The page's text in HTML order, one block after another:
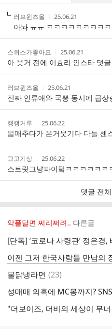
스
작
성
자
러브윈즈올
작
성
시
간
25.06.21
아놔 ㅠㅠ ㅋㅋㅋㅋㅋㅋㅋㅋ
작
성
자
스위스가좋아요
작
성
시
간
25.06.21
아 웃거 전에 이효리 인스타 댓
작
성
자
러브윈즈올
작
성
시
간
25.06.21
진짜 인류애와 국뽕 동시에 급
작
성
자
캥캥거루
작
성
시
간
25.06.22
몸매추다가 온거웃기다 다들 센
작
성
자
고고기상
작
성
시
간
25.06.22
스트릿그냥파이텈ㅋㅋㅋㅋㅋㅋ
댓글 전
악플달면 쩌리쩌려.. 다른글
불닭냉라면 댓
(23)